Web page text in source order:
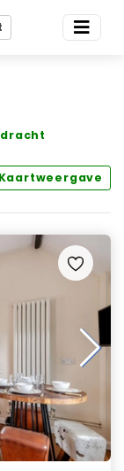
Kaartweergave